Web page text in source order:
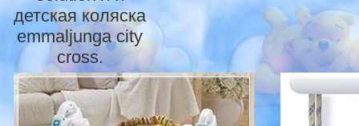
детская коляска
emmaljunga city
cross.